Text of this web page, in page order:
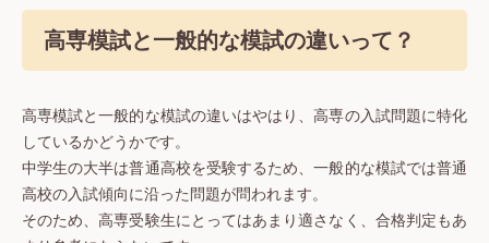
高専模試と一般的な模試の違いって？
高専模試と一般的な模試の違いはやはり、高専の入試問題に特化
しているかどうかです。
中学生の大半は普通高校を受験するため、一般的な模試では普通
高校の入試傾向に沿った問題が問われます。
そのため、高専受験生にとってはあまり適さなく、合格判定もあ